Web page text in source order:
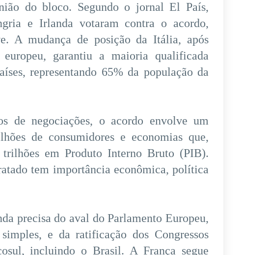
do bloco. Segundo o jornal El País,
e Irlanda votaram contra o acordo,
A mudança de posição da Itália, após
europeu, garantiu a maioria qualificada
representando 65% da população da
de negociações, o acordo envolve um
de consumidores e economias que,
trilhões em Produto Interno Bruto (PIB).
tem importância econômica, política
precisa do aval do Parlamento Europeu,
e da ratificação dos Congressos
incluindo o Brasil. A França segue